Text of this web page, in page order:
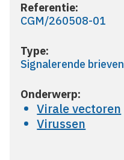
Referentie:
CGM/260508-01
Type:
Signalerende brieven
Onderwerp:
Virale vectoren
Virussen